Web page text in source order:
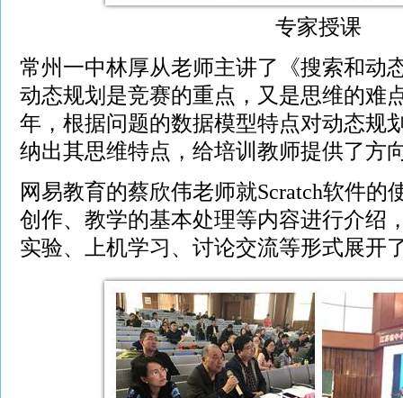
专家授课
常州一中林厚从老师主讲了《搜索和动
动态规划是竞赛的重点，又是思维的难
年，根据问题的数据模型特点对动态规
纳出其思维特点，给培训教师提供了方
网易教育的蔡欣伟老师就Scratch软件的
创作、教学的基本处理等内容进行介绍
实验、上机学习、讨论交流等形式展开